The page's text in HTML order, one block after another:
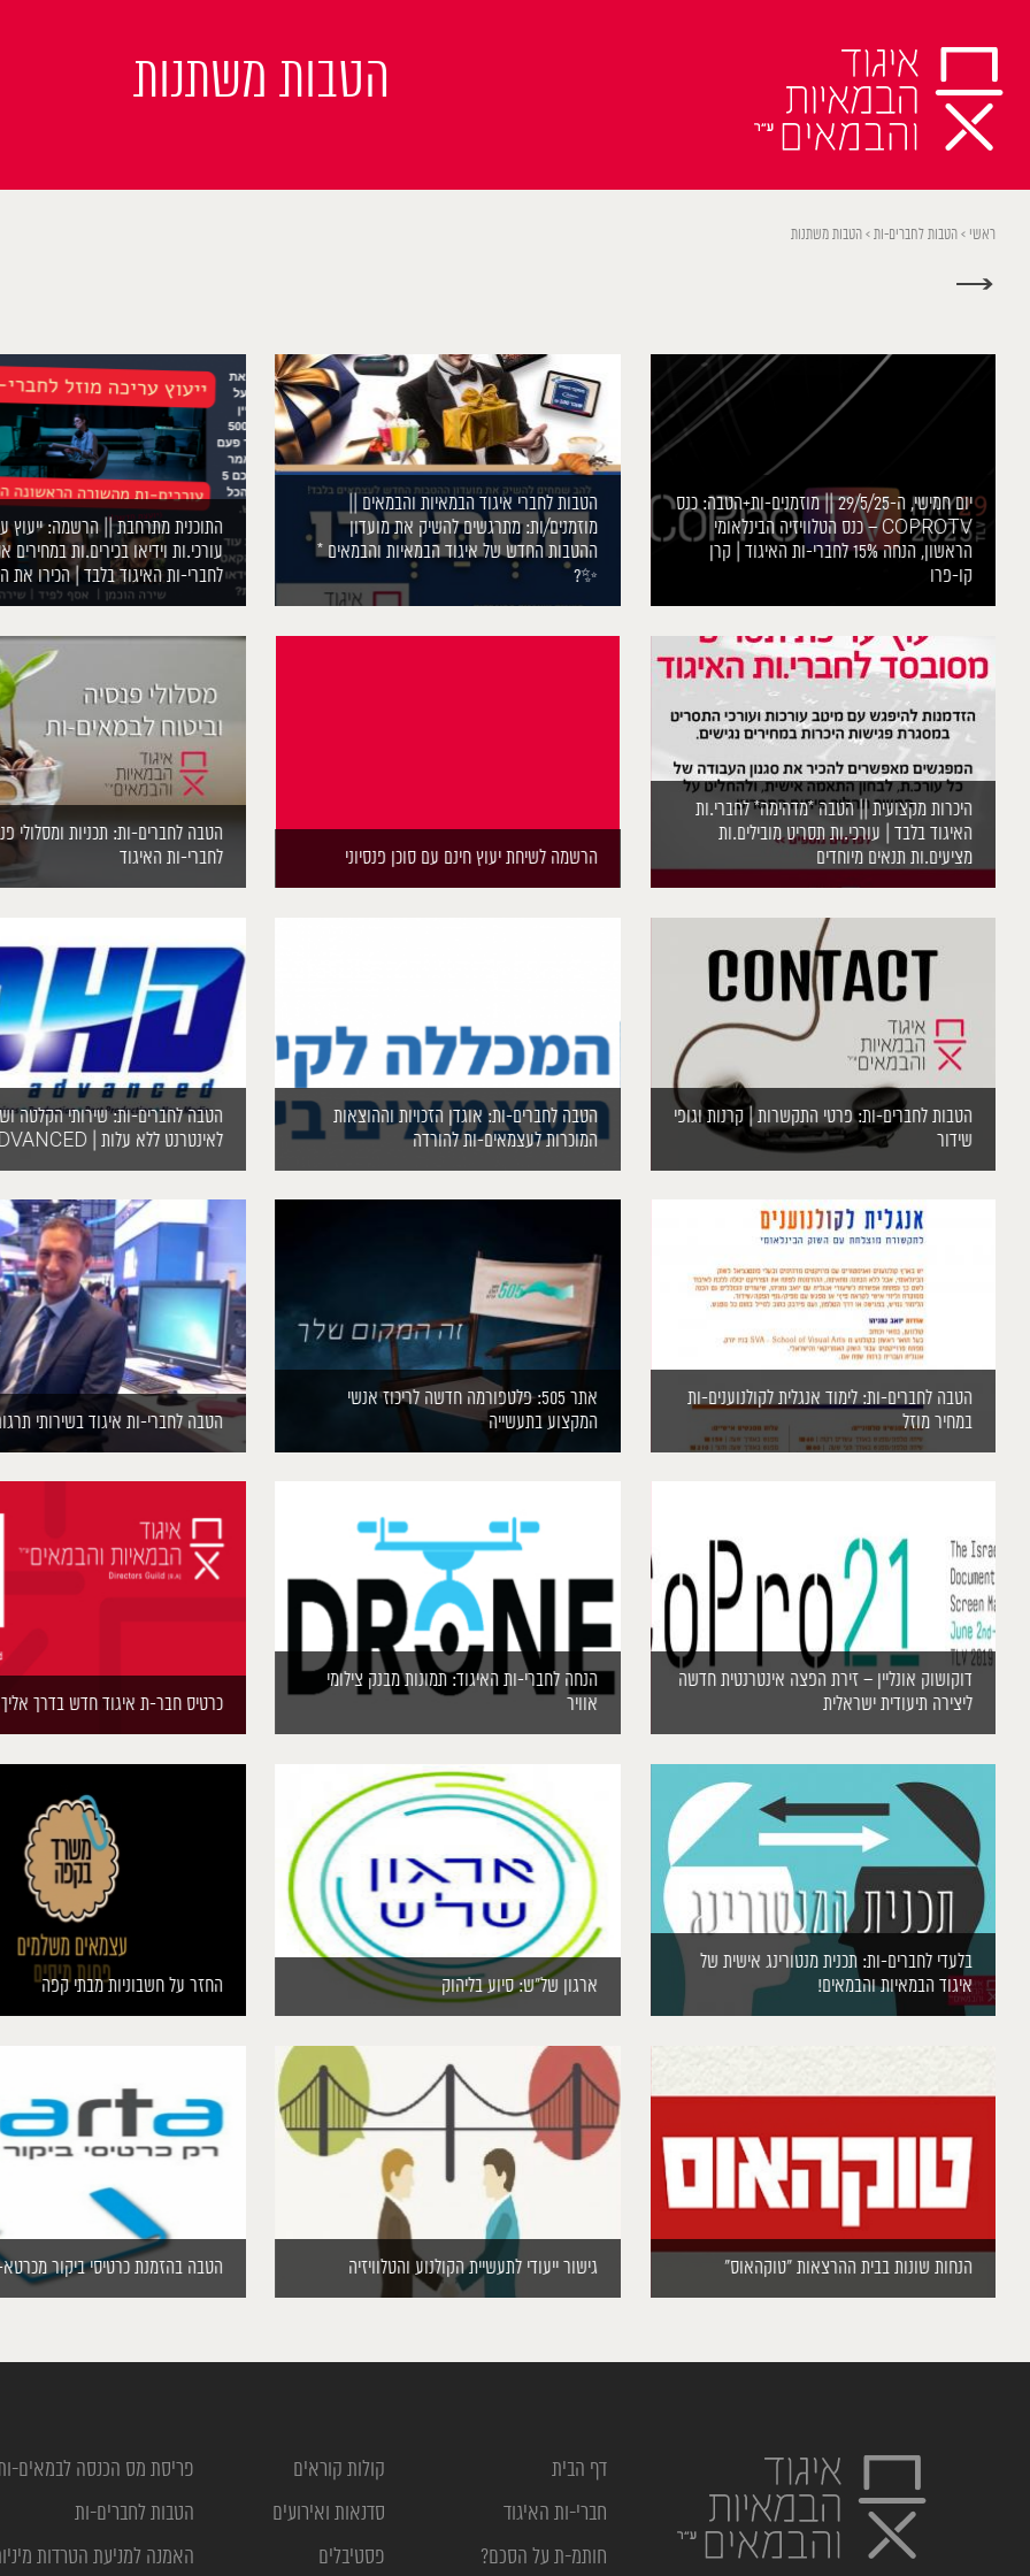
הטבות משתנות
ראשי > הטבות לחברים-ות > הטבות משתנות
→
יום חמישי, ה-29/5/25 || מוזמנים-ות+הטבה: כנס
COPROTV – כנס הטלוויזיה הבינלאומי
הראשון, הנחה 15% לחברי-ות האיגוד | קרן
קו-פרו
הטבות לחברי איגוד הבמאיות והבמאים ||
מוזמנים/ות: מתרגשים להשיק את מועדון
ההטבות החדש של איגוד הבמאיות והבמאים *
✨?
התוכנית מתרחבת || הרשמה: ייעוץ
עורכי.ות וידיאו בכירים.ות במחירים
לחברי-ות האיגוד בלבד | הכירו את
היכרות מקצועית || הטבה *מדהימה* לחברי.ות
האיגוד בלבד | עורכי.ות תסריט מובילים.ות
מציעים.ות תנאים מיוחדים
הרשמה לשיחת יעוץ חינם עם סוכן פנסיוני
הטבה לחברים-ות: תכניות ומסלולי
לחברי-ות האיגוד
הטבות לחברים-ות: פרטי התקשרות | קרנות וגופי
שידור
הטבה לחברים-ות: אוגדן הזכויות וההוצאות
המוכרות לעצמאים-ות להורדה
הטבה לחברים-ות: שירותי הקלטה
לאינטרנט ללא עלות | PHD ADVANCED
הטבה לחברים-ות: לימוד אנגלית לקולנוענים-ות
במחיר מוזל
אתר 505: פלטפורמה חדשה לריכוז אנשי
המקצוע בתעשייה
הטבה לחברי-ות איגוד בשירותי
דוקושוק אונליין – זירת הפצה אינטרנטית חדשה
ליצירה תיעודית ישראלית
הנחה לחברי-ות האיגוד: תמונות מבנק צילומי
אוויר
כרטיס חבר-ת איגוד חדש בדרך אליך
בלעדי לחברים-ות: תכנית מנטורינג אישית של
איגוד הבמאיות והבמאים!
ארגון של”ש: סיוע בליהוק החזר על חשבוניות מבתי קפה
הנחות שונות בבית ההרצאות “טוקהאוס” גישור ייעודי לתעשיית הקולנוע והטלוויזיה הטבה בהזמנת כרטיסי ביקור
דף הבית
חברי-ות האיגוד
חותמ-ת על הסכם?
קולות קוראים
סדנאות ואירועים
פסטיבלים
פריסת מס הכנסה לבמאים-
הטבות לחברים-ות
האמנה למניעת הטרדות